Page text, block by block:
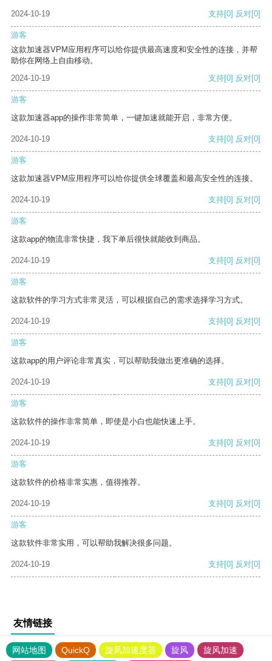
2024-10-19 支持[0] 反对[0]
游客
这款加速器VPM应用程序可以给你提供最高速度和安全性的连接，并帮
助你在网络上自由移动。
2024-10-19
支持[0] 反对[0]
游客
这款加速器app的操作非常简单，一键加速就能开启，非常方便。
2024-10-19 支持[0] 反对[0]
游客
这款加速器VPM应用程序可以给你提供全球覆盖和最高安全性的连接。
2024-10-19 支持[0] 反对[0]
游客
这款app的物流非常快捷，我下单后很快就能收到商品。
2024-10-19 支持[0] 反对[0]
游客
这款软件的学习方式非常灵活，可以根据自己的需求选择学习方式。
2024-10-19 支持[0] 反对[0]
游客
这款app的用户评论非常真实，可以帮助我做出更准确的选择。
2024-10-19 支持[0] 反对[0]
游客
这款软件的操作非常简单，即使是小白也能快速上手。
2024-10-19 支持[0] 反对[0]
游客
这款软件的价格非常实惠，值得推荐。
2024-10-19 支持[0] 反对[0]
游客
这款软件非常实用，可以帮助我解决很多问题。
2024-10-19 支持[0] 反对[0]
友情链接
网站地图 QuickQ 旋风加速度器 旋风 旋风加速